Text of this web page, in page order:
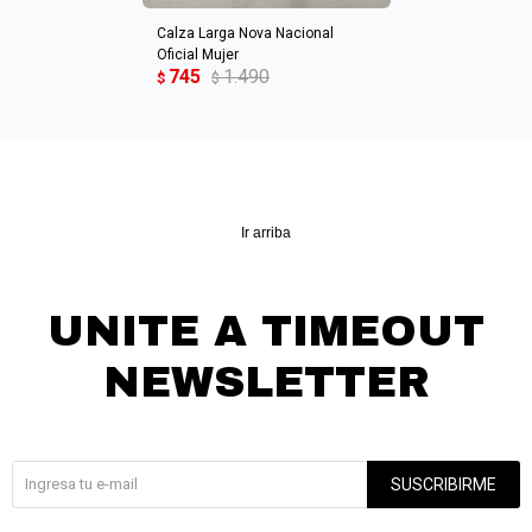
Calza Larga Nova Nacional
Oficial Mujer
$ 745 $ 1.490
Ir arriba
UNITE A TIMEOUT
NEWSLETTER
SUSCRIBIRME